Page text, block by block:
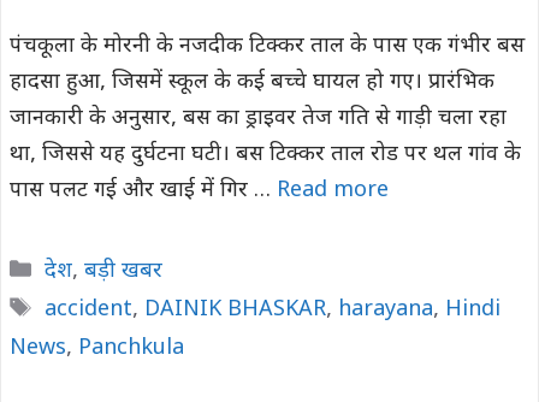
पंचकूला के मोरनी के नजदीक टिक्कर ताल के पास एक गंभीर बस
हादसा हुआ, जिसमें स्कूल के कई बच्चे घायल हो गए। प्रारंभिक
जानकारी के अनुसार, बस का ड्राइवर तेज गति से गाड़ी चला रहा
था, जिससे यह दुर्घटना घटी। बस टिक्कर ताल रोड पर थल गांव के
पास पलट गई और खाई में गिर … Read more
Categories
देश, बड़ी खबर
Tags
accident, DAINIK BHASKAR, harayana, Hindi
News, Panchkula